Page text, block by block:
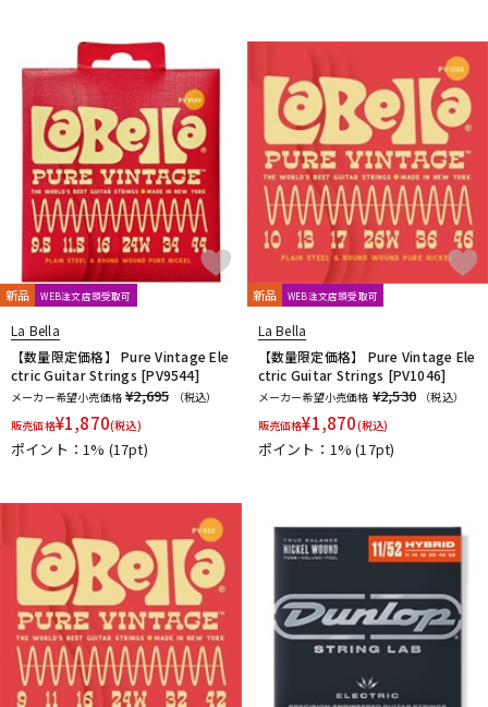
新品 WEB注文店頭受取可
La Bella
【数量限定価格】 Pure Vintage Ele
ctric Guitar Strings [PV9544]
メーカー希望小売価格 ¥2,695
（税込）
販売価格¥1,870(税込)
ポイント：1% (17pt)
新品 WEB注文店頭受取可
La Bella
【数量限定価格】 Pure Vintage Ele
ctric Guitar Strings [PV1046]
メーカー希望小売価格 ¥2,530
（税込）
販売価格¥1,870(税込)
ポイント：1%(17pt)